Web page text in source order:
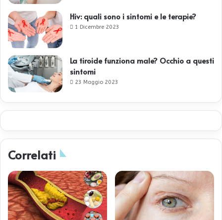
Hiv: quali sono i sintomi e le terapie?
1 Dicembre 2023
La tiroide funziona male? Occhio a questi
sintomi
23 Maggio 2023
Correlati